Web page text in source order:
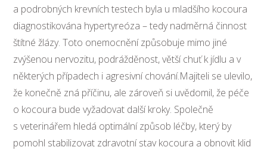
a podrobných krevních testech byla u mladšího kocoura
diagnostikována hypertyreóza – tedy nadměrná činnost
štítné žlázy. Toto onemocnění způsobuje mimo jiné
zvýšenou nervozitu, podrážděnost, větší chuť k jídlu a v
některých případech i agresivní chování.Majiteli se ulevilo,
že konečně zná příčinu, ale zároveň si uvědomil, že péče
o kocoura bude vyžadovat další kroky. Společně
s veterinářem hledá optimální způsob léčby, který by
pomohl stabilizovat zdravotní stav kocoura a obnovit klid